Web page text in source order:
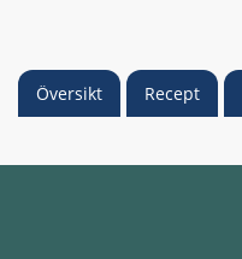
Översikt Recept